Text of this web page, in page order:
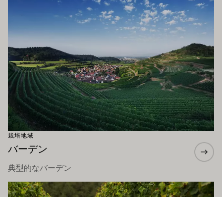
栽培地域
バーデン
典型的なバーデン
もっと詳しく